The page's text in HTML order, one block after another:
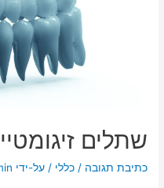
שתלים
כתיבת תגובה /כללי / על-ידי